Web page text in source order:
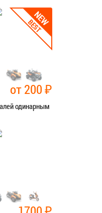
В СЕРВИС
от 200₽
одинарным
работы